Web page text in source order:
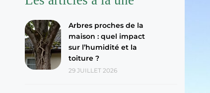
Arbres proches de la
maison : quel impact
sur l’humidité et la
toiture ?
29 JUILLET 2026